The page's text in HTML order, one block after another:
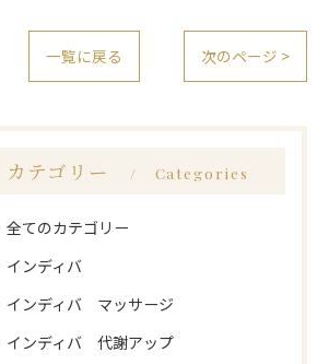
一覧に戻る 次のページ >
カテゴリー Categories
全てのカテゴリー
インディバ
インディバ マッサージ
インディバ 代謝アップ